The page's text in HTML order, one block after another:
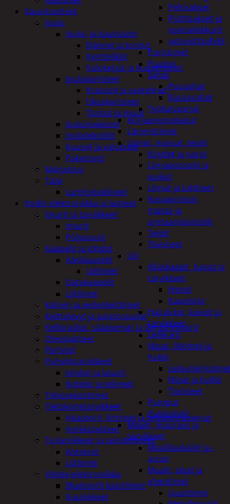
Peltisakset
Pulttisakset ja
voimaleikkurit
vetoniittipihdit
Puristimet
Puukot
Sahat
Puusahat
Rautasahat
Työkalusarjat
Korjaamotyökalut
Lämmittimet
Liimat, massat, teipit
Köydet ja narut
Liimapistoolit ja
puikot
Liimat ja lukitteet
Rasvaprässit,
massa ja
uretaanipistoolit
Teipit
Tiivisteet
LVI
Allaskaapit, hanat ja
tarvikkeet
Hanat
Kaapistot
Hajulukot, kaivot ja
tarvikkeet
Leikkurit
Nipat, liittimet ja
holkit
Nipat ja holkit
Tiivisteet
Pumput
Putkipihdit
Maalit, muuraus ja
tarvikkeet
Maalikaukalot ja -
astiat
Maalit, lakat ja
ohentimet
Liuottimet
Kausituotteet
Joulu
Joulu- ja kausivalot
Eläimet ja tontut
Kyntteliköt
Valoketjut ja kuusenvalot
Joulukoristeet
Kranssit ja asetelmat
Oksakoristeet
Tontut ja muut
Joulumakeiset
Joulutekstiilit
Kuuset ja valopuut
Paketointi
Marjastus
Talvi
Lumityövälineet
Kodin elektroniikka ja laitteet
Imurit ja tarvikkeet
Imurit
Pölypussit
Kaapelit ja johdot
Äänikaapelit
Liittimet
Datakaapelit
Liittimet
Kahvin ja vedenkeittimet
Keittolevyt ja paistoraudat
Kelloradiot, sääasemat ja lämpömittarit
Oheislaitteet
Paristot
Puhelintarvikkeet
Johdot ja laturit
Kotelot ja telineet
Tehosekoittimet
Tietokonetarvikkeet
Adapterit, liittimet ja telakointiasemat
Verkkolaitteet
Tv-tarvikkeet ja seinätelineet
Antennit
Liittimet
Viihde-elektroniikka
Bluetooth kaiuttimet
Kuulokkeet